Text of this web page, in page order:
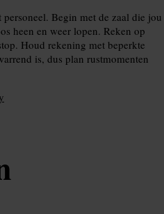
Begin met de zaal die jou
heen en weer lopen. Reken op
Houd rekening met beperkte
is, dus plan rustmomenten